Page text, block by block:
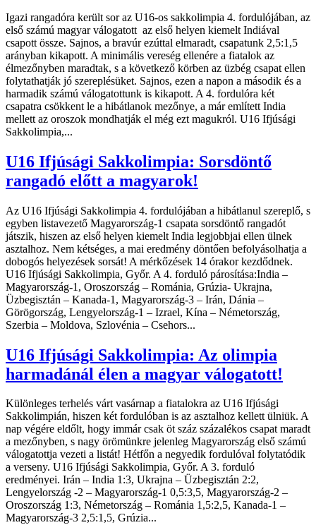
Igazi rangadóra került sor az U16-os sakkolimpia 4. fordulójában, az
első számú magyar válogatott az első helyen kiemelt Indiával
csapott össze. Sajnos, a bravúr ezúttal elmaradt, csapatunk 2,5:1,5
arányban kikapott. A minimális vereség ellenére a fiatalok az
élmezőnyben maradtak, s a következő körben az üzbég csapat ellen
folytathatják jó szereplésüket. Sajnos, ezen a napon a második és a
harmadik számú válogatottunk is kikapott. A 4. fordulóra két
csapatra csökkent le a hibátlanok mezőnye, a már említett India
mellett az oroszok mondhatják el még ezt magukról. U16 Ifjúsági
Sakkolimpia,...
U16 Ifjúsági Sakkolimpia: Sorsdöntő
rangadó előtt a magyarok!
Az U16 Ifjúsági Sakkolimpia 4. fordulójában a hibátlanul szereplő, s
egyben listavezető Magyarország-1 csapata sorsdöntő rangadót
játszik, hiszen az első helyen kiemelt India legjobbjai ellen ülnek
asztalhoz. Nem kétséges, a mai eredmény döntően befolyásolhatja a
dobogós helyezések sorsát! A mérkőzések 14 órakor kezdődnek.
U16 Ifjúsági Sakkolimpia, Győr. A 4. forduló párosítása:India –
Magyarország-1, Oroszország – Románia, Grúzia- Ukrajna,
Üzbegisztán – Kanada-1, Magyarország-3 – Irán, Dánia –
Görögország, Lengyelország-1 – Izrael, Kína – Németország,
Szerbia – Moldova, Szlovénia – Csehors...
U16 Ifjúsági Sakkolimpia: Az olimpia
harmadánál élen a magyar válogatott!
Különleges terhelés várt vasárnap a fiatalokra az U16 Ifjúsági
Sakkolimpián, hiszen két fordulóban is az asztalhoz kellett ülniük. A
nap végére eldőlt, hogy immár csak öt száz százalékos csapat maradt
a mezőnyben, s nagy örömünkre jelenleg Magyarország első számú
válogatottja vezeti a listát! Hétfőn a negyedik fordulóval folytatódik
a verseny. U16 Ifjúsági Sakkolimpia, Győr. A 3. forduló
eredményei. Irán – India 1:3, Ukrajna – Üzbegisztán 2:2,
Lengyelország -2 – Magyarország-1 0,5:3,5, Magyarország-2 –
Oroszország 1:3, Németország – Románia 1,5:2,5, Kanada-1 –
Magyarország-3 2,5:1,5, Grúzia...